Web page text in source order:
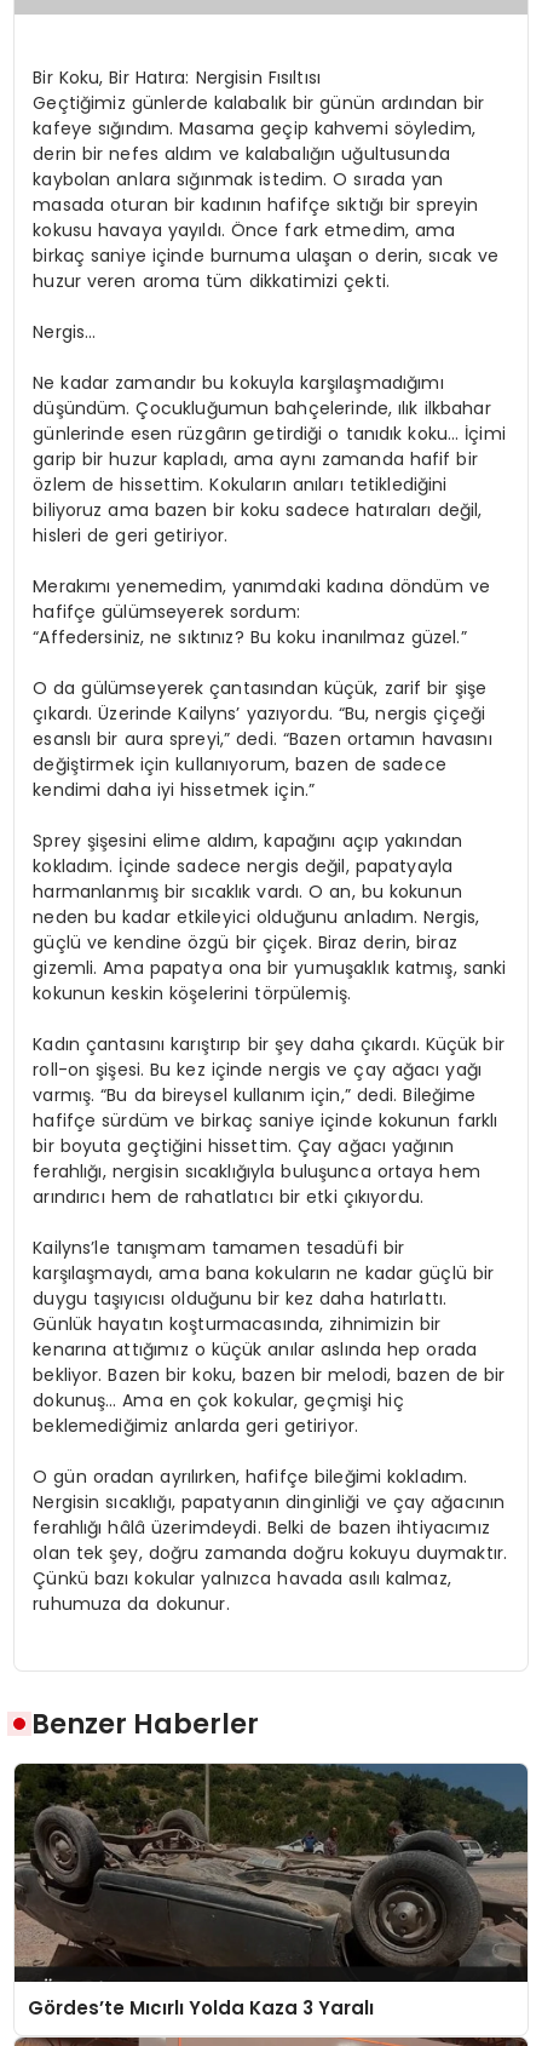
Bir Koku, Bir Hatıra: Nergisin Fısıltısı
Geçtiğimiz günlerde kalabalık bir günün ardından bir
kafeye sığındım. Masama geçip kahvemi söyledim,
derin bir nefes aldım ve kalabalığın uğultusunda
kaybolan anlara sığınmak istedim. O sırada yan
masada oturan bir kadının hafifçe sıktığı bir spreyin
kokusu havaya yayıldı. Önce fark etmedim, ama
birkaç saniye içinde burnuma ulaşan o derin, sıcak ve
huzur veren aroma tüm dikkatimizi çekti.
Nergis…
Ne kadar zamandır bu kokuyla karşılaşmadığımı
düşündüm. Çocukluğumun bahçelerinde, ılık ilkbahar
günlerinde esen rüzgârın getirdiği o tanıdık koku… İçimi
garip bir huzur kapladı, ama aynı zamanda hafif bir
özlem de hissettim. Kokuların anıları tetiklediğini
biliyoruz ama bazen bir koku sadece hatıraları değil,
hisleri de geri getiriyor.
Merakımı yenemedim, yanımdaki kadına döndüm ve
hafifçe gülümseyerek sordum:
“Affedersiniz, ne sıktınız? Bu koku inanılmaz güzel.”
O da gülümseyerek çantasından küçük, zarif bir şişe
çıkardı. Üzerinde Kailyns’ yazıyordu. “Bu, nergis çiçeği
esanslı bir aura spreyi,” dedi. “Bazen ortamın havasını
değiştirmek için kullanıyorum, bazen de sadece
kendimi daha iyi hissetmek için.”
Sprey şişesini elime aldım, kapağını açıp yakından
kokladım. İçinde sadece nergis değil, papatyayla
harmanlanmış bir sıcaklık vardı. O an, bu kokunun
neden bu kadar etkileyici olduğunu anladım. Nergis,
güçlü ve kendine özgü bir çiçek. Biraz derin, biraz
gizemli. Ama papatya ona bir yumuşaklık katmış, sanki
kokunun keskin köşelerini törpülemiş.
Kadın çantasını karıştırıp bir şey daha çıkardı. Küçük bir
roll-on şişesi. Bu kez içinde nergis ve çay ağacı yağı
varmış. “Bu da bireysel kullanım için,” dedi. Bileğime
hafifçe sürdüm ve birkaç saniye içinde kokunun farklı
bir boyuta geçtiğini hissettim. Çay ağacı yağının
ferahlığı, nergisin sıcaklığıyla buluşunca ortaya hem
arındırıcı hem de rahatlatıcı bir etki çıkıyordu.
Kailyns’le tanışmam tamamen tesadüfi bir
karşılaşmaydı, ama bana kokuların ne kadar güçlü bir
duygu taşıyıcısı olduğunu bir kez daha hatırlattı.
Günlük hayatın koşturmacasında, zihnimizin bir
kenarına attığımız o küçük anılar aslında hep orada
bekliyor. Bazen bir koku, bazen bir melodi, bazen de bir
dokunuş… Ama en çok kokular, geçmişi hiç
beklemediğimiz anlarda geri getiriyor.
O gün oradan ayrılırken, hafifçe bileğimi kokladım.
Nergisin sıcaklığı, papatyanın dinginliği ve çay ağacının
ferahlığı hâlâ üzerimdeydi. Belki de bazen ihtiyacımız
olan tek şey, doğru zamanda doğru kokuyu duymaktır.
Çünkü bazı kokular yalnızca havada asılı kalmaz,
ruhumuza da dokunur.
Benzer Haberler
Gördes’te Mıcırlı Yolda Kaza 3 Yaralı